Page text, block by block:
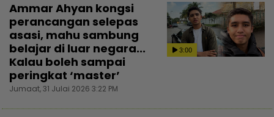
3:00
Ammar Ahyan kongsi
perancangan selepas
asasi, mahu sambung
belajar di luar negara...
Kalau boleh sampai
peringkat ‘master’
Jumaat, 31 Julai 2026 3:22 PM